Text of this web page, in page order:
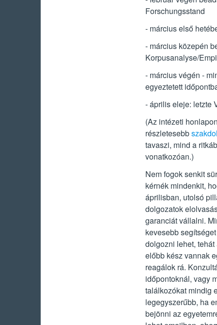
Forschungsstand
- március első
- március közepén
Korpusanalyse/
- március végén -
egyeztetett
- április eleje: letzte
(Az intézeti
részletesebb
tavaszi, mind a
vonatkozóan.)
Nem fogok senkit
kérnék mindenkit,
áprilisban, utolsó
dolgozatok
garanciát vállalni.
kevesebb
dolgozni lehet,
előbb kész vannak
reagálok rá.
időpontoknál, vagy
találkozókat mindig
legegyszerűbb, ha
bejönni az